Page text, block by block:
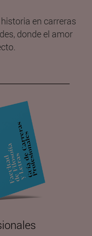
en carreras
donde el amor